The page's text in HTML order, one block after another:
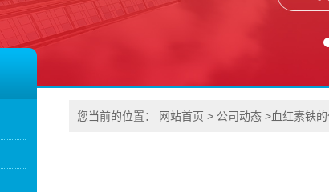
您当前的位置： 网站首页 > 公司动态 >血红素铁